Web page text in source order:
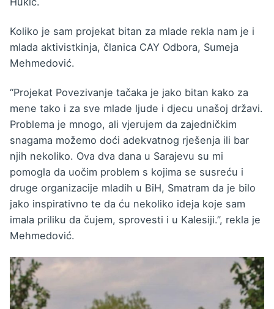
Koliko je sam projekat bitan za mlade rekla nam je i
mlada aktivistkinja, članica CAY Odbora, Sumeja
Mehmedović.
“Projekat Povezivanje tačaka je jako bitan kako za
mene tako i za sve mlade ljude i djecu unašoj državi.
Problema je mnogo, ali vjerujem da zajedničkim
snagama možemo doći adekvatnog rješenja ili bar
njih nekoliko. Ova dva dana u Sarajevu su mi
pomogla da uočim problem s kojima se susreću i
druge organizacije mladih u BiH, Smatram da je bilo
jako inspirativno te da ću nekoliko ideja koje sam
imala priliku da čujem, sprovesti i u Kalesiji.”, rekla je
Mehmedović.